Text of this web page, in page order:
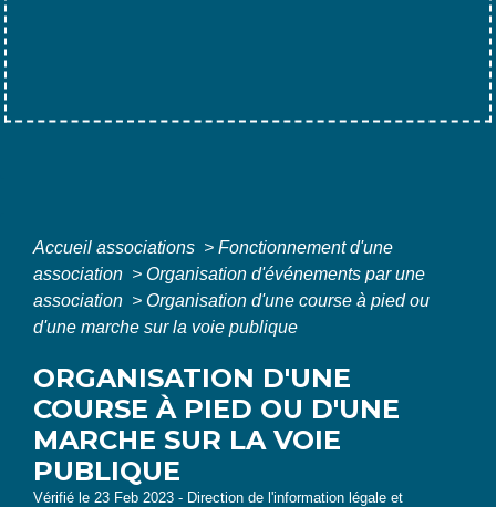
Accueil associations > Fonctionnement d'une
association > Organisation d'événements par une
association > Organisation d'une course à pied ou
d'une marche sur la voie publique
ORGANISATION D'UNE
COURSE À PIED OU D'UNE
MARCHE SUR LA VOIE
PUBLIQUE
Vérifié le 23 Feb 2023 - Direction de l'information légale et